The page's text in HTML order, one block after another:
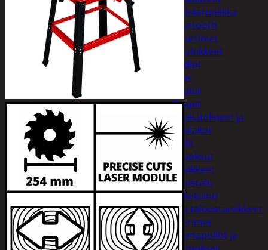
Viihde-elektroniikka
Bluetooth
kaiuttimet
Kuulokkeet
Radiot
Koti ja sisustus
Huonekalut
Kaapit
Kenkätelineet ja
naulakot
Peilit
Huonetuoksut
Juhlatarvikkeet
Koristelu
Paketointi
Keittiö ja taloustarvikkeet
Aterimet
Juomapullot ja